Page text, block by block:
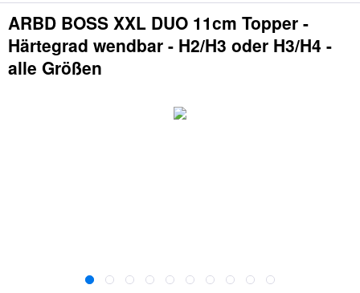
ARBD BOSS XXL DUO 11cm Topper -
Härtegrad wendbar - H2/H3 oder H3/H4 -
alle Größen